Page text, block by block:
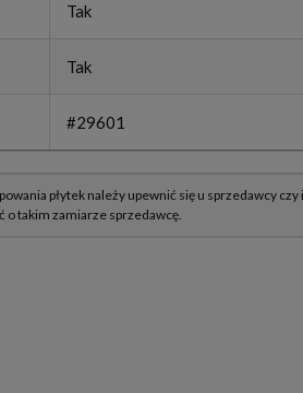
Tak
Tak
#29601